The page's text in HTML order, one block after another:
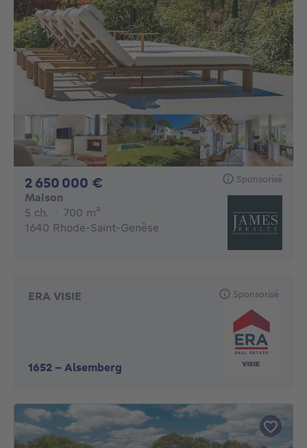
2 650 000 € Sponsorisé
Maison
5 ch. 5 chambres
· 700 m²
1640 Rhode-Saint-Genèse
ERA VISIE
1652 - Alsemberg
Sponsorisé